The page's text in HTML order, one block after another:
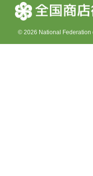
© 2026 National Federation